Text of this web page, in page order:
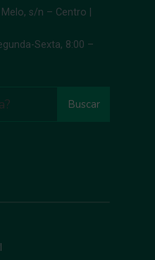
s/n – Centro |
Sexta, 8:00 –
Buscar